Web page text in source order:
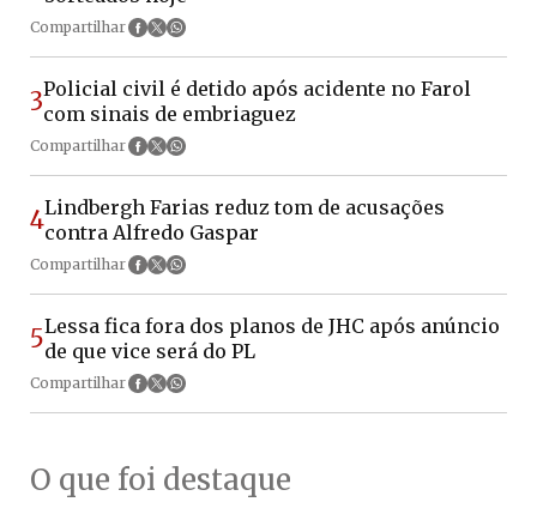
Compartilhar
3Policial civil é detido após acidente no Farol
com sinais de embriaguez
Compartilhar
4Lindbergh Farias reduz tom de acusações
contra Alfredo Gaspar
Compartilhar
5Lessa fica fora dos planos de JHC após anúncio
de que vice será do PL
Compartilhar
O que foi destaque